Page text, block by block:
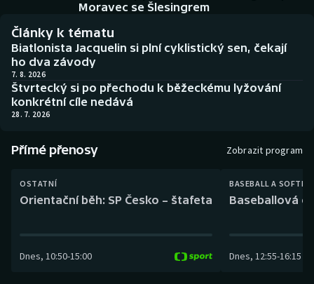
Biatlon
Boby a skeleton
Box
Curling
Dostihy
Historické návraty
Aplikace ČT sport
AZ kvíz
Moravec se Šlesingrem
Články k tématu
Biatlonista Jacquelin si plní cyklistický sen, čekají
ho dva závody
7. 8. 2026
Štvrtecký si po přechodu k běžeckému lyžování
konkrétní cíle nedává
28. 7. 2026
Přímé přenosy Zobrazit program
OSTATNÍ
Orientační běh: SP Česko – štafeta
Dnes, 10:50-15:00
BASEBALL A
Baseballová
Dnes, 12:55-16:15